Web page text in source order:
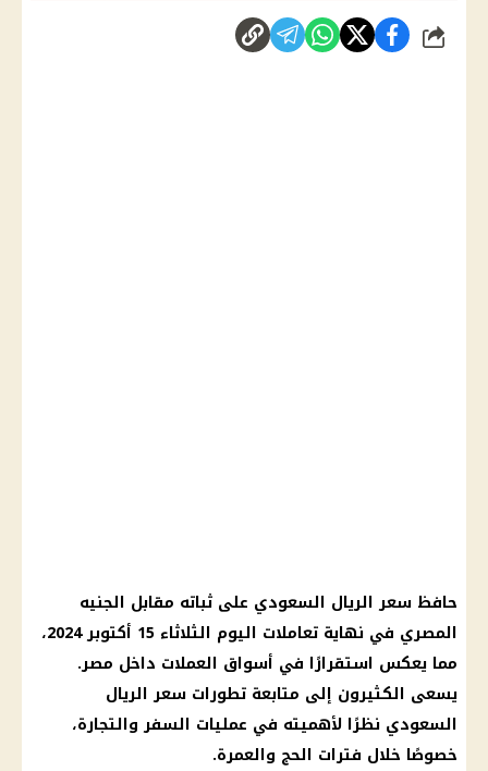
شارك
حافظ سعر الريال السعودي على ثباته مقابل الجنيه
المصري في نهاية تعاملات اليوم الثلاثاء 15 أكتوبر 2024،
مما يعكس استقرارًا في أسواق العملات داخل مصر.
يسعى الكثيرون إلى متابعة تطورات سعر الريال
السعودي نظرًا لأهميته في عمليات السفر والتجارة،
خصوصًا خلال فترات الحج والعمرة.